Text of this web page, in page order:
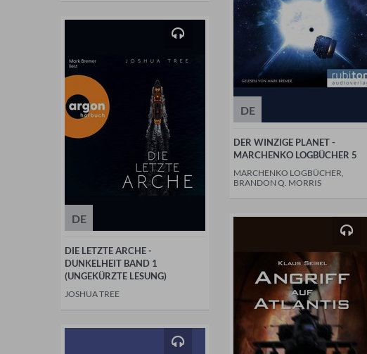
DE
DIE LETZTE ARCHE -
DUNKELHEIT BAND 1
(UNGEKÜRZTE LESUNG)
JOSHUA TREE
DE
DER WINZIGE PLANET -
MARCHENKO LOGBÜCHER 5
MARCHENKO LOGBÜCHER,
BRANDON Q. MORRIS